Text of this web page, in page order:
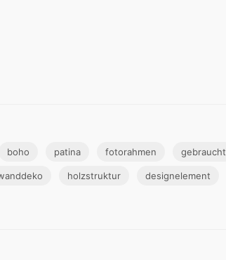
boho patina fotorahmen gebraucht
holzstruktur designelement